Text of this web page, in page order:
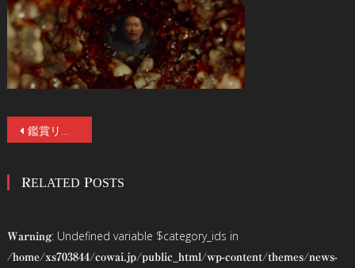
投
ナ
ゲ
鑑賞リタイアが続出！台湾最凶ホラー『ガラ』 5／9(金)公開！予告編、ビジュアル、場面写真、監督コメント解禁。
RELATED POSTS
Warning: Undefined variable $category_ids in
/home/xs703844/cowai.jp/public_html/wp-content/themes/news-